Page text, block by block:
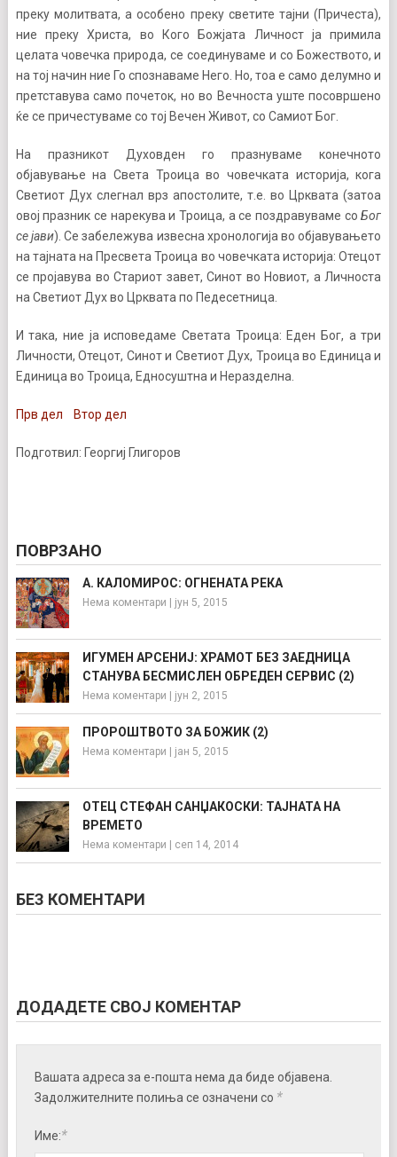
преку молитвата, а особено преку светите тајни (Причеста),
ние преку Христа, во Кого Божјата Личност ја примила
целата човечка природа, се соединуваме и со Божеството, и
на тој начин ние Го спознаваме Него. Но, тоа е само делумно и
претставува само почеток, но во Вечноста уште посовршено
ќе се причестуваме со тој Вечен Живот, со Самиот Бог.
На празникот Духовден го празнуваме конечното
објавување на Света Троица во човечката историја, кога
Светиот Дух слегнал врз апостолите, т.е. во Црквата (затоа
овој празник се нарекува и Троица, а се поздравуваме соБог
се јави). Се забележува извесна хронологија во објавувањето
на тајната на Пресвета Троица во човечката историја: Отецот
се пројавува во Стариот завет, Синот во Новиот, а Личноста
на Светиот Дух во Црквата по Педесетница.
И така, ние ја исповедаме Светата Троица: Еден Бог, а три
Личности, Отецот, Синот и Светиот Дух, Троица во Единица и
Единица во Троица, Едносуштна и Неразделна.
Прв дел Втор дел
Подготвил: Георгиј Глигоров
ПОВРЗАНО
А. КАЛОМИРОС: ОГНЕНАТА РЕКА
Нема коментари јун 5, 2015
ИГУМЕН АРСЕНИЈ: ХРАМОТ БЕЗ ЗАЕДНИЦА
СТАНУВА БЕСМИСЛЕН ОБРЕДЕН СЕРВИС (2)
Нема коментари јун 2, 2015
ПРОРОШТВОТО ЗА БОЖИК (2)
Нема коментари јан 5, 2015
ОТЕЦ СТЕФАН САНЏАКОСКИ: ТАЈНАТА НА
ВРЕМЕТО
Нема коментари сеп 14, 2014
БЕЗ КОМЕНТАРИ
ДОДАДЕТЕ СВОЈ КОМЕНТАР
Вашата адреса за е-пошта нема да биде објавена.
Задолжителните полиња се означени со *
Име:*